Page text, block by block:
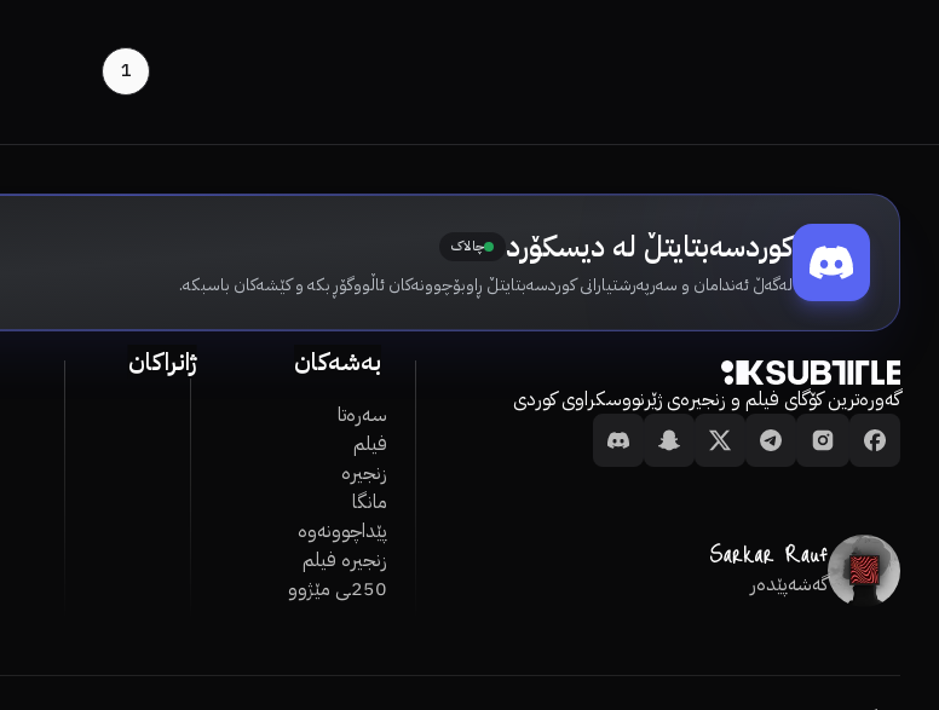
1
کوردسەبتایتڵ لە دیسکۆرد چالاک
لەگەڵ ئەندامان و سەرپەرشتیارانی کوردسەبتایتڵ ڕاوبۆچوونەکان ئاڵووگۆڕ بکە و کێشەکان باسبکە.
گەورەترین کۆگای فیلم و زنجیرەی ژێرنووسکراوی کوردی
گەشەپێدەر
بەشەکان
سەرەتا
فیلم
زنجیرە
مانگا
پێداچوونەوە
زنجیرە فیلم
250ـی مێژوو
ژانراکان